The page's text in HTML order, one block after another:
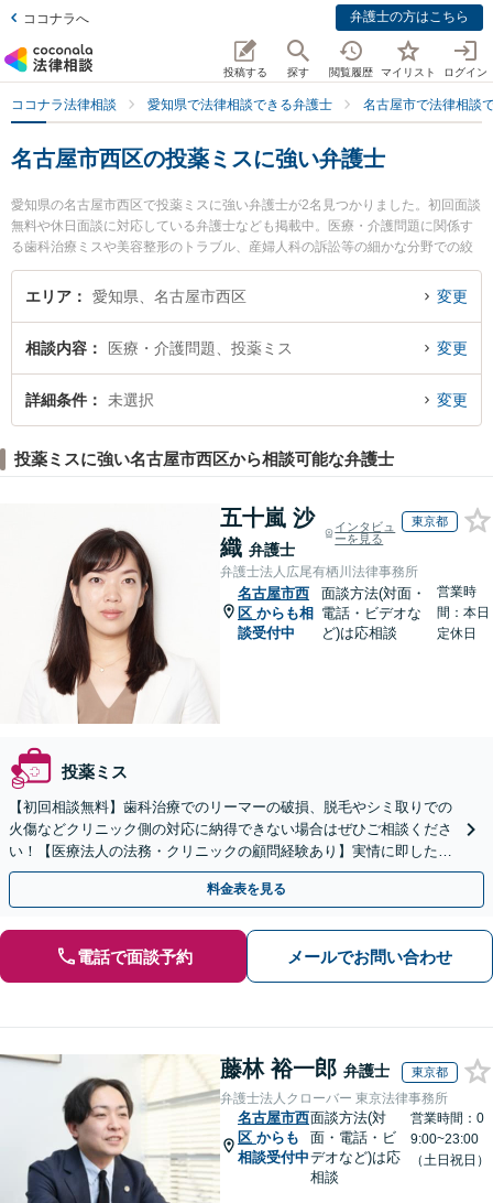
ココナラへ 弁護士の方はこちら
投稿する 探す 閲覧履歴 マイリスト ログイン
ココナラ法律相談 愛知県で法律相談できる弁護士 名古屋市で法律相談
名古屋市西区の投薬ミスに強い弁護士
愛知県の名古屋市西区で投薬ミスに強い弁護士が2名見つかりました。初回面談
無料や休日面談に対応している弁護士なども掲載中。医療・介護問題に関係す
る歯科治療ミスや美容整形のトラブル、産婦人科の訴訟等の細かな分野での絞
り込み検索もでき便利です。特にand LEGAL弁護士法人 名古屋駅オフィスの森
正晴弁護士やながえ法律事務所の長江 昂紀弁護士のプロフィール情報や弁護士
決の実績豊富な近くの弁護士を検索したい』『初回相談無料で投薬ミスを法律
相談できる名古屋市西区内の弁護士に相談予約したい』などでお困りの相談者
さんにおすすめです。
エリア 愛知県、名古屋市西区 変更
相談内容 医療・介護問題、投薬ミス 変更
詳細条件 未選択 変更
投薬ミスに強い名古屋市西区から相談可能な弁護士
五十嵐 沙
織 弁護士
インタビュ
ーを見る
東京都
弁護士法人広尾有栖川法律事務所
名古屋市西
区 からも相
談受付中
面談方法(対面・
電話・ビデオな
ど)は応相談
営業時
間：本日
定休日
投薬ミス
【初回相談無料】歯科治療でのリーマーの破損、脱毛やシミ取りでの
火傷などクリニック側の対応に納得できない場合はぜひご相談くださ
い！【医療法人の法務・クリニックの顧問経験あり】実情に即したア
ドバイスで、納得のできるトラブルの解決を目指します。
料金表を見る
電話で面談予約 メールでお問い合わせ
藤林 裕一郎 弁護士 東京都
弁護士法人クローバー 東京法律事務所
名古屋市西
区 からも
相談受付中
面談方法(対
面・電話・ビ
デオなど)は応
相談
営業時間：0
9:00~23:00
（土日祝日）